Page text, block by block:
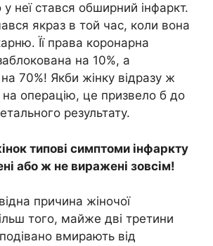
неї стався обширний інфаркт.
якраз в той час, коли вона
Її права коронарна
на 10%, а
70%! Якби жінку відразу ж
операцію, це призвело б до
результату.
типові симптоми інфаркту
або ж не виражені зовсім!
причина жіночої
того, майже дві третини
вмирають від